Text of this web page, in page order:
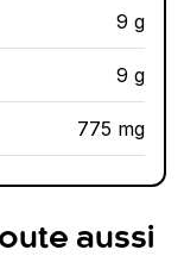
9 g
9 g
775 mg
aussi